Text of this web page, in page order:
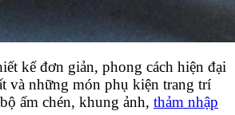
kế đơn giản, phong cách hiện đại
và những món phụ kiện trang trí
ấm chén, khung ảnh, thảm nhập